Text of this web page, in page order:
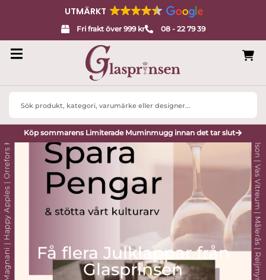
UTMÄRKT
Fri frakt över 999 kr 08 - 22 79 39
Search
Köp sommarens Limiterade Muminmugg innan det tar slut
Få flera Julklappar från
Glasprinsen